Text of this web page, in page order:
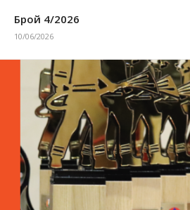
Брой 4/2026
10/06/2026